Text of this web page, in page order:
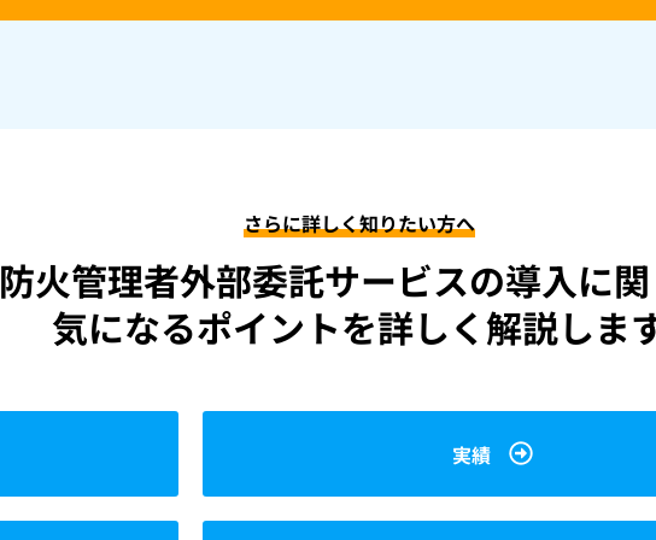
さらに詳しく知りたい方へ
防火管理者外部委託サービスの導入に
気になるポイントを詳しく解説しま
実績